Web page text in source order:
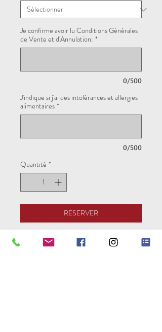
Je confirme avoir lu Conditions Générales
de Vente et d'Annulation: *
0/500
J'indique si j'ai des intolérances et allergies
alimentaires *
0/500
Quantité *
RESERVER
Pour réserver votre séjour vous avez la